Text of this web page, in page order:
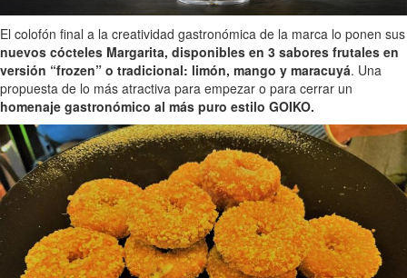
El colofón final a la creatividad gastronómica de la marca lo ponen sus
nuevos cócteles Margarita, disponibles en 3 sabores frutales en
versión “frozen” o tradicional: limón, mango y maracuyá. Una
propuesta de lo más atractiva para empezar o para cerrar un
homenaje gastronómico al más puro estilo GOIKO.